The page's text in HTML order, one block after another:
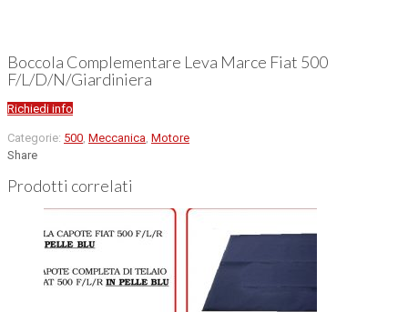
Boccola Complementare Leva Marce Fiat 500
F/L/D/N/Giardiniera
Richiedi info
Categorie: 500 Meccanica Motore
Share
Prodotti correlati